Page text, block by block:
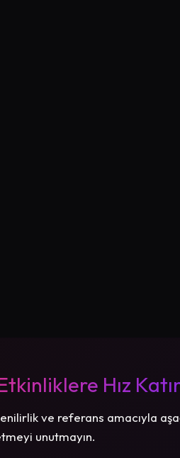
Hız
ve referans amacıyla
unutmayın.